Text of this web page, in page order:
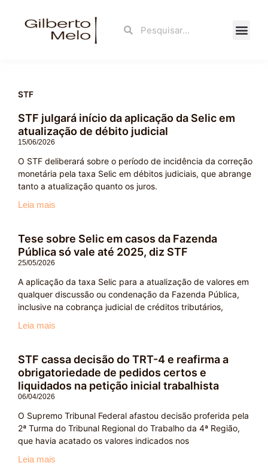
Search
STF
STF julgará início da aplicação da Selic em
atualização de débito judicial
15/06/2026
O STF deliberará sobre o período de incidência da correção
monetária pela taxa Selic em débitos judiciais, que abrange
tanto a atualização quanto os juros.
Leia mais
Tese sobre Selic em casos da Fazenda
Pública só vale até 2025, diz STF
25/05/2026
A aplicação da taxa Selic para a atualização de valores em
qualquer discussão ou condenação da Fazenda Pública,
inclusive na cobrança judicial de créditos tributários,
Leia mais
STF cassa decisão do TRT-4 e reafirma a
obrigatoriedade de pedidos certos e
liquidados na petição inicial trabalhista
06/04/2026
O Supremo Tribunal Federal afastou decisão proferida pela
2ª Turma do Tribunal Regional do Trabalho da 4ª Região,
que havia acatado os valores indicados nos
Leia mais
PagePage